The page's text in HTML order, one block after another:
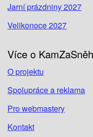
Jarní prázdniny 2027
Velikonoce 2027
Více o
O projektu
Spolupráce a reklama
Pro webmastery
Kontakt